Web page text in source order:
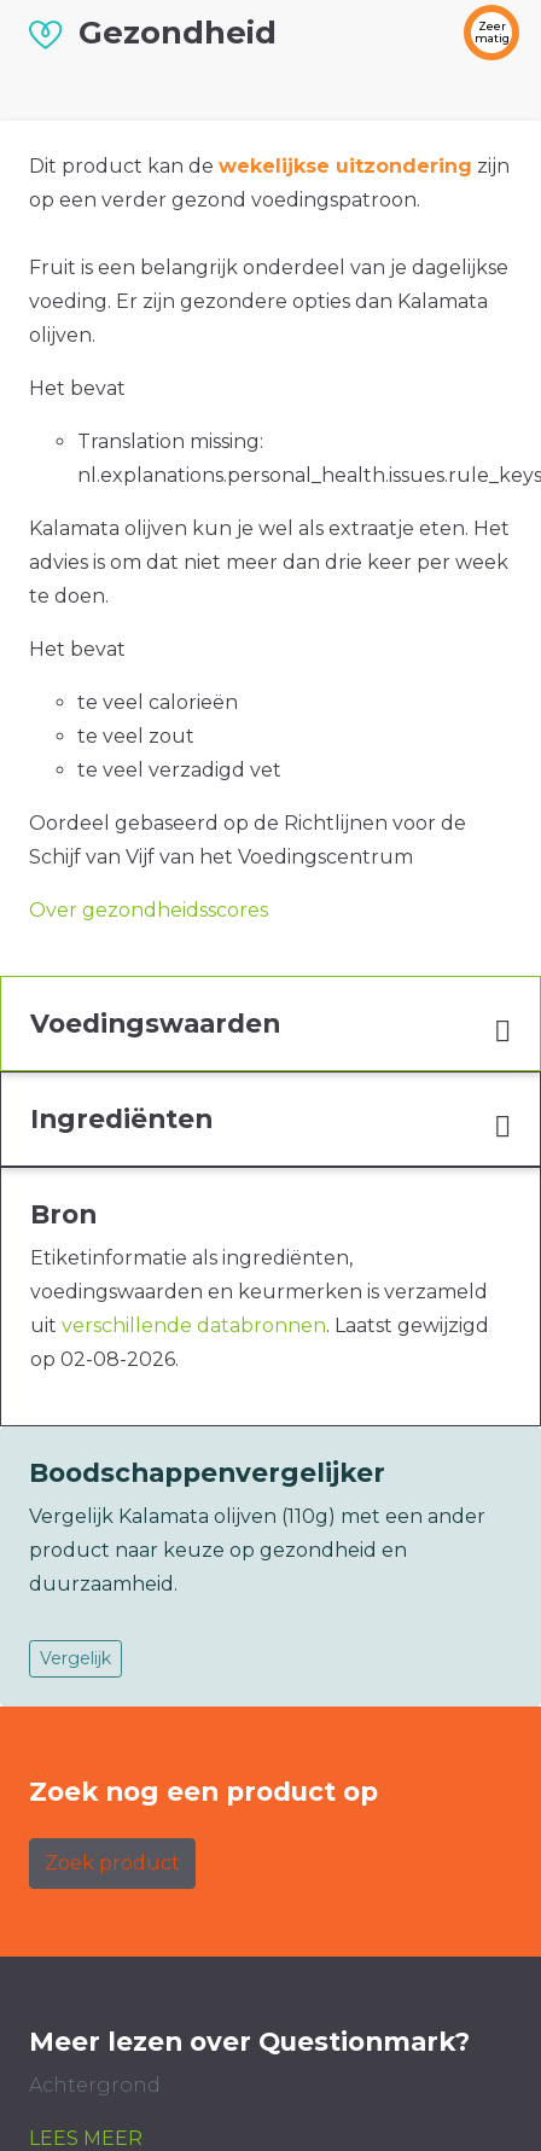
Gezondheid
Zeer
matig
Dit product kan de wekelijkse uitzondering zijn
op een verder gezond voedingspatroon.
Fruit is een belangrijk onderdeel van je dagelijkse
voeding. Er zijn gezondere opties dan Kalamata
olijven.
Het bevat
Translation missing:
Kalamata olijven kun je wel als extraatje eten. Het
advies is om dat niet meer dan drie keer per week
te doen.
Het bevat
te veel calorieën
te veel zout
te veel verzadigd vet
Oordeel gebaseerd op de Richtlijnen voor de
Schijf van Vijf van het Voedingscentrum
Over gezondheidsscores
Voedingswaarden
Ingrediënten
Bron
Etiketinformatie als ingrediënten,
voedingswaarden en keurmerken is verzameld
uit verschillende databronnen. Laatst gewijzigd
op 02-08-2026.
Boodschappenvergelijker
Vergelijk Kalamata olijven (110g) met een ander
product naar keuze op gezondheid en
duurzaamheid.
Vergelijk
Zoek nog een product op
Zoek product
Meer lezen over Questionmark?
Achtergrond
LEES MEER